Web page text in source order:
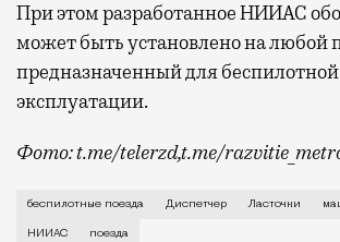
При этом разработанное НИИАС
может быть установлено на любой
предназначенный для беспилотной
эксплуатации.
Фото: t.me/telerzd,t.me/
Новые поезда работают на
беспилотные поезда Диспетчер Ласточки
НИИАС поезда